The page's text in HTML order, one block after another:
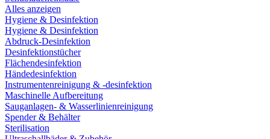
Alles anzeigen
Hygiene & Desinfektion
Hygiene & Desinfektion
Abdruck-Desinfektion
Desinfektionstücher
Flächendesinfektion
Händedesinfektion
Instrumentenreinigung & -desinfektion
Maschinelle Aufbereitung
Sauganlagen- & Wasserlinienreinigung
Spender & Behälter
Sterilisation